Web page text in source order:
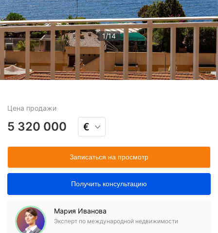
1/14
Цена продажи
5 320 000
Записаться на просмотр
Получить консультацию
Мария Иванова
Эксперт по международной недвижимости